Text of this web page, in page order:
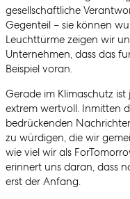
gesellschaftliche
Gegenteil – sie können
Leuchttürme zeigen wir
Unternehmen, dass das
Beispiel voran.
Gerade im Klimaschutz
extrem wertvoll. Inmitten
bedrückenden
zu würdigen, die wir
wie viel wir als
erinnert uns daran, dass
erst der Anfang.